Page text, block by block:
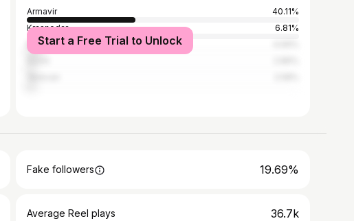
Armavir
40.11%
Krasnodar
6.81%
Moscow
Start a Free Trial to Unlock
Fake followers 19.69%
Average Reel plays 36.7k